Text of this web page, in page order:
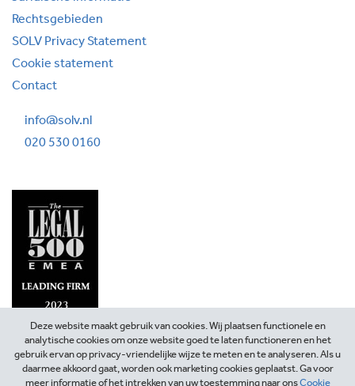
Rechtsgebieden
SOLV Privacy Statement
Cookie statement
Contact
info@solv.nl
020 530 0160
Deze website maakt gebruik van cookies. Wij plaatsen functionele en
analytische cookies om onze website goed te laten functioneren en het
gebruik ervan op privacy-vriendelijke wijze te meten en te analyseren. Als u
daarmee akkoord gaat, worden ook marketing cookies geplaatst. Ga voor